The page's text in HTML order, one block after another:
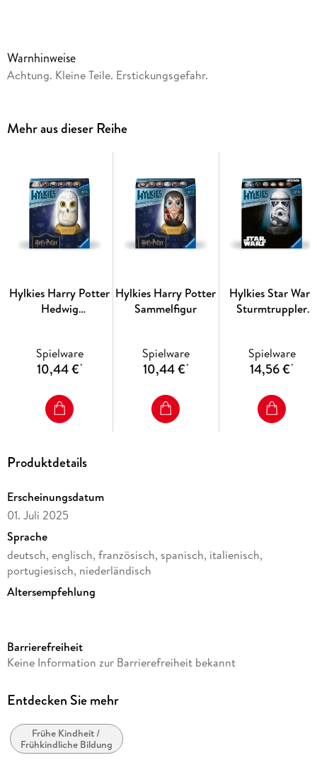
bedruckten und auf der Rückseite nummerierten Kunststoff-
Teilen in Puzzleform entsteht in einem intuitiven und
entspannenden kurzen Aufbauprozess einer deiner Lieblings-
Blickfänger und garantierter Gesprächsstoff für wahre Fans.
sie zu einem Highlight jeder Kollektion. Jeder Figur liegt
neben dem Sockel und den hochwertigen Kunststoff-Teilen,
aus denen die Kapsel zusammengebaut wird, auch eine kleine
Charakter-Karte bei.
Warnhinweise
Achtung. Kleine Teile. Erstickungsgefahr.
Mehr aus dieser Reihe
Hylkies Harry Potter
Hedwig
Spielware
10,44 €*
Hylkies Harry Potter
Sammelfigur
Spielware
10,44 €*
Hylkies Star Wars
Sturmtruppler
Spielware
14,56 €*
Produktdetails
Erscheinungsdatum
01. Juli 2025
Sprache
deutsch, englisch, französisch, spanisch, italienisch,
portugiesisch, niederländisch
Altersempfehlung
Hylkies
Verlag/Hersteller
Rätsel
Gewicht
Barrierefreiheit
Keine Information zur Barrierefreiheit bekannt
Entdecken Sie mehr
Frühe Kindheit /
Frühkindliche Bildung